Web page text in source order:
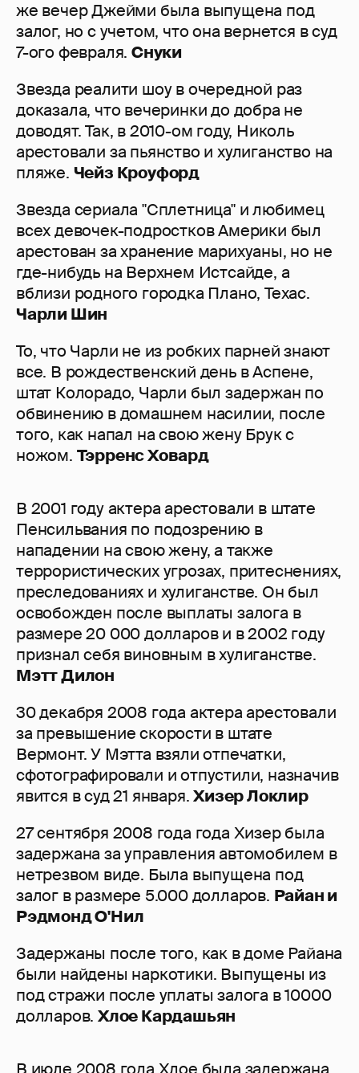
же вечер Джейми была выпущена под
залог, но с учетом, что она вернется в суд
7-ого февраля.Снуки
Звезда реалити шоу в очередной раз
доказала, что вечеринки до добра не
доводят. Так, в 2010-ом году, Николь
арестовали за пьянство и хулиганство на
пляже. Чейз Кроуфорд
Звезда сериала "Сплетница" и любимец
всех девочек-подростков Америки был
арестован за хранение марихуаны, но не
где-нибудь на Верхнем Истсайде, а
вблизи родного городка Плано, Техас.
Чарли Шин
То, что Чарли не из робких парней знают
все. В рождественский день в Аспене,
штат Колорадо, Чарли был задержан по
обвинению в домашнем насилии, после
того, как напал на свою жену Брук с
ножом. Тэрренс Ховард
В 2001 году актера арестовали в штате
Пенсильвания по подозрению в
нападении на свою жену, а также
террористических угрозах, притеснениях,
преследованиях и хулиганстве. Он был
освобожден после выплаты залога в
размере 20 000 долларов и в 2002 году
признал себя виновным в хулиганстве.
Мэтт Дилон
30 декабря 2008 года актера арестовали
за превышение скорости в штате
Вермонт. У Мэтта взяли отпечатки,
сфотографировали и отпустили, назначив
явится в суд 21 января.Хизер Локлир
27 сентября 2008 года года Хизер была
задержана за управления автомобилем в
нетрезвом виде. Была выпущена под
залог в размере 5.000 долларов. Райан и
Рэдмонд О'Нил
Задержаны после того, как в доме Райана
были найдены наркотики. Выпущены из
под стражи после уплаты залога в 10000
долларов.Хлое Кардашьян